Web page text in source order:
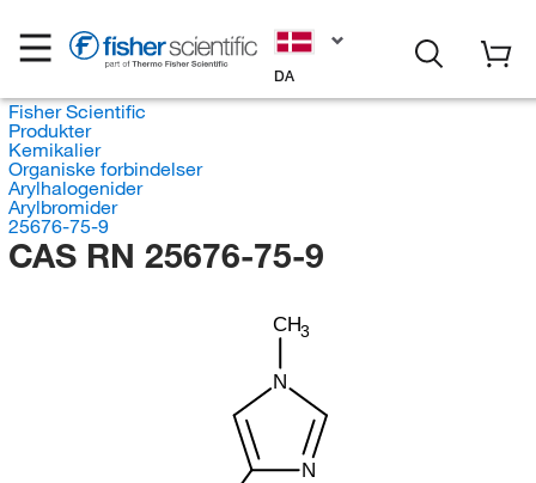
DA
Fisher Scientific
Produkter
Kemikalier
Organiske forbindelser
Arylhalogenider
Arylbromider
25676-75-9
CAS RN 25676-75-9
CH3
N
N